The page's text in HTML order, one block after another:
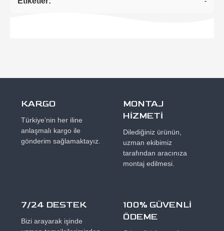
KARGO
Türkiye’nin her iline
anlaşmalı kargo ile
gönderim sağlamaktayız.
MONTAJ
HİZMETİ
Dilediğiniz ürünün,
uzman ekibimiz
tarafından aracınıza
montaj edilmesi.
7/24 DESTEK
Bizi arayarak işinde
100% GÜVENLİ
ÖDEME